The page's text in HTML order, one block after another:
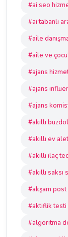
#ai seo
#ai tabanlı
#aile
#aile ve
#ajans
#ajans
#ajans
#akıllı
#akıllı ev
#akıllı ilaç
#akıllı saksı
#akşam post
#aktiflik testi
#algoritma